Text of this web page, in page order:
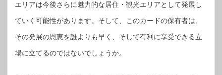
エリアは今後さらに魅力的な居住・観光エリアとして発展し
ていく可能性があります。そして、このカードの保有者は、
その発展の恩恵を誰よりも早く、そして有利に享受できる立
場に立てるのではないでしょうか。